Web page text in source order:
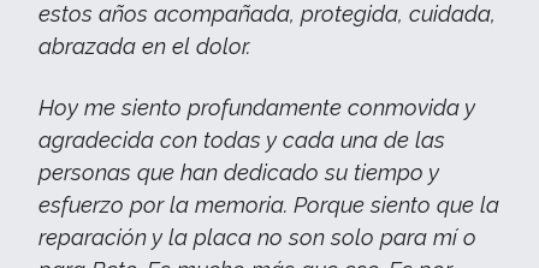
estos años acompañada, protegida, cuidada,
abrazada en el dolor.
Hoy me siento profundamente conmovida y
agradecida con todas y cada una de las
personas que han dedicado su tiempo y
esfuerzo por la memoria. Porque siento que la
reparación y la placa no son solo para mí o